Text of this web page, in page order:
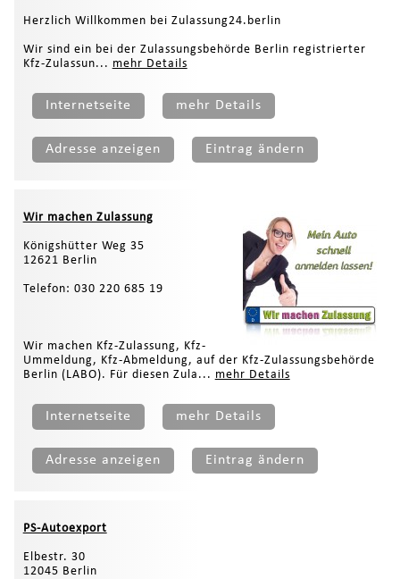
Herzlich Willkommen bei Zulassung24.berlin
Wir sind ein bei der Zulassungsbehörde Berlin registrierter
Kfz-Zulassun... mehr Details
Internetseite mehr Details
Adresse anzeigen Eintrag ändern
Wir machen Zulassung
Königshütter Weg 35
12621 Berlin
Telefon: 030 220 685 19
Wir machen Kfz-Zulassung, Kfz-
Ummeldung, Kfz-Abmeldung, auf der Kfz-Zulassungsbehörde
Berlin (LABO). Für diesen Zula... mehr Details
Internetseite mehr Details
Adresse anzeigen Eintrag ändern
PS-Autoexport
Elbestr. 30
12045 Berlin